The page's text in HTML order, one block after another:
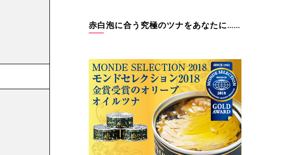
赤白泡に合う究極のツナをあなたに……